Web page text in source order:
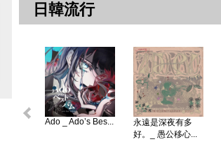
日韓流行
Ado _ Ado’s Bes...
永遠是深夜有多
好。_ 愚公移心...